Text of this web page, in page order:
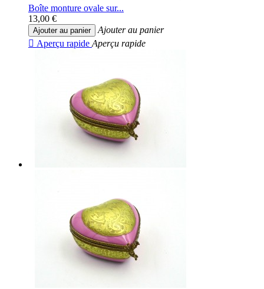
Boîte monture ovale sur...
13,00 €
Ajouter au panier
Ajouter au panier
 Aperçu rapide Aperçu rapide